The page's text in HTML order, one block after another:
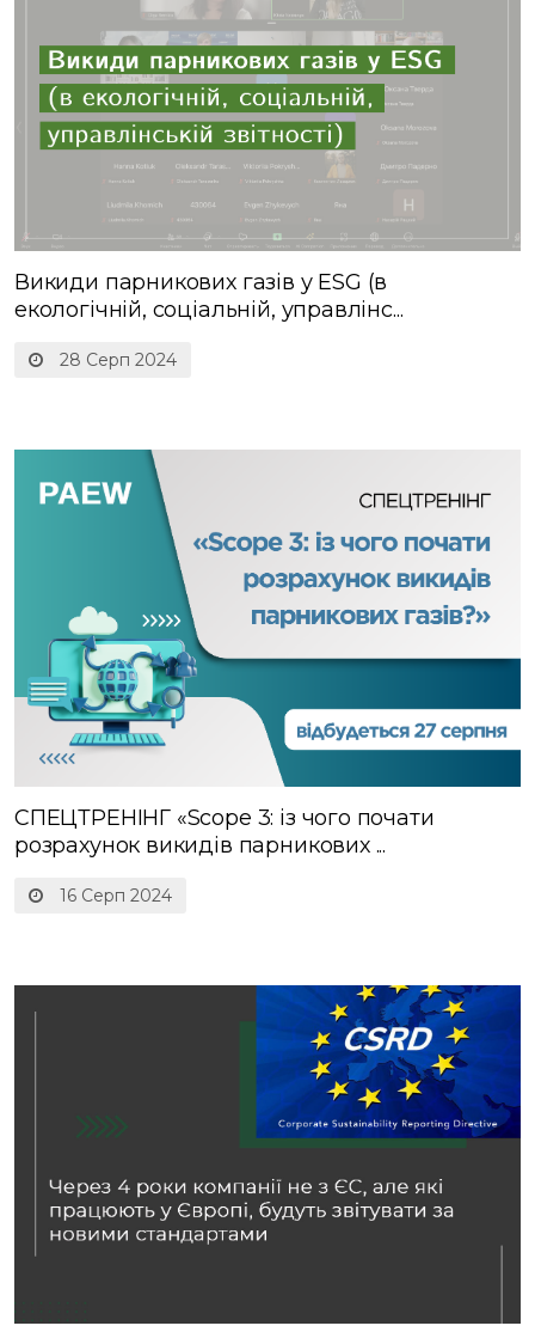
28 Серп 2024
Викиди парникових газів у ESG (в
екологічній, соціальній, управлінс...
16 Серп 2024
СПЕЦТРЕНІНГ «Scope 3: із чого почати
розрахунок викидів парникових ...